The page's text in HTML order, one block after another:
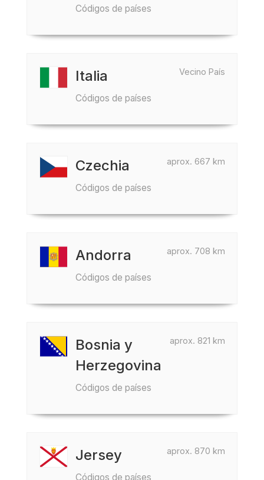
Códigos de países
Vecino País
Italia
Códigos de países
aprox. 667 km
Czechia
Códigos de países
aprox. 708 km
Andorra
Códigos de países
aprox. 821 km
Bosnia y
Herzegovina
Códigos de países
aprox. 870 km
Jersey
Códigos de países